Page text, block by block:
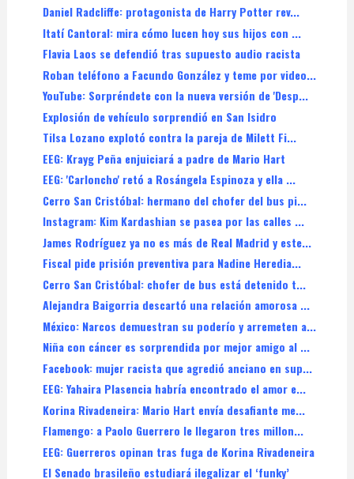
Daniel Radcliffe: protagonista de Harry Potter rev...
Itatí Cantoral: mira cómo lucen hoy sus hijos con ...
Flavia Laos se defendió tras supuesto audio racista
Roban teléfono a Facundo González y teme por video...
YouTube: Sorpréndete con la nueva versión de 'Desp...
Explosión de vehículo sorprendió en San Isidro
Tilsa Lozano explotó contra la pareja de Milett Fi...
EEG: Krayg Peña enjuiciará a padre de Mario Hart
EEG: 'Carloncho' retó a Rosángela Espinoza y ella ...
Cerro San Cristóbal: hermano del chofer del bus pi...
Instagram: Kim Kardashian se pasea por las calles ...
James Rodríguez ya no es más de Real Madrid y este...
Fiscal pide prisión preventiva para Nadine Heredia...
Cerro San Cristóbal: chofer de bus está detenido t...
Alejandra Baigorria descartó una relación amorosa ...
México: Narcos demuestran su poderío y arremeten a...
Niña con cáncer es sorprendida por mejor amigo al ...
Facebook: mujer racista que agredió anciano en sup...
EEG: Yahaira Plasencia habría encontrado el amor e...
Korina Rivadeneira: Mario Hart envía desafiante me...
Flamengo: a Paolo Guerrero le llegaron tres millon...
EEG: Guerreros opinan tras fuga de Korina Rivadeneira
El Senado brasileño estudiará ilegalizar el ‘funky’